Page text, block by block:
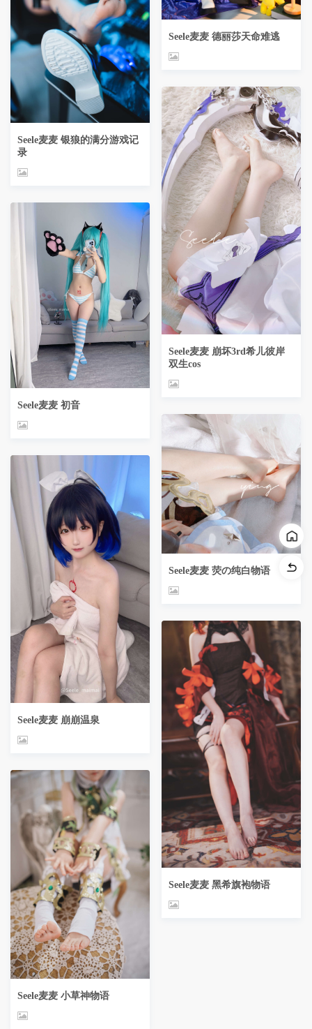
Seele麦麦 银狼的满分游戏记
录
Seele麦麦 初音
Seele麦麦 崩崩温泉
Seele麦麦 小草神物语
Seele麦麦 德丽莎天命难逃
Seele麦麦 崩坏3rd希儿彼岸
双生cos
Seele麦麦 荧の纯白物语
Seele麦麦 黑希旗袍物语